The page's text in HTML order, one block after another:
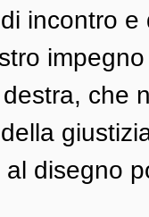
incontro e
che
disegno